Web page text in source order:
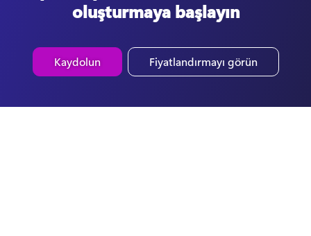
oluşturmaya başlayın
Kaydolun Fiyatlandırmayı görün